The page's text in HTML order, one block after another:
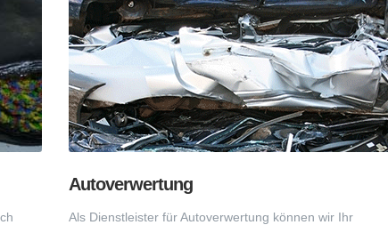
Autoverwertung
Als Dienstleister für Autoverwertung können wir Ihr